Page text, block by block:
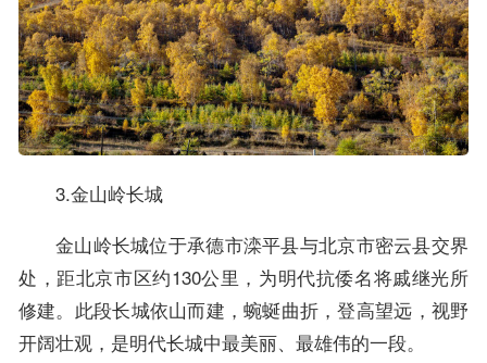
3.金山岭长城
金山岭长城位于承德市滦平县与北京市密云县交界
处，距北京市区约130公里，为明代抗倭名将戚继光所
修建。此段长城依山而建，蜿蜒曲折，登高望远，视野
开阔壮观，是明代长城中最美丽、最雄伟的一段。